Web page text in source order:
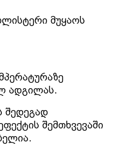
მუყაოს
ადგილას.
შედეგად
შემთხვევაში